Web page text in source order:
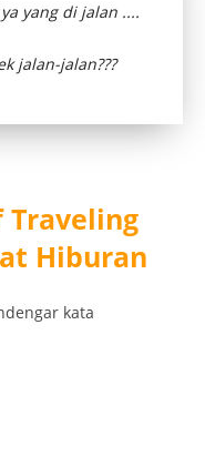
yang di jalan ....
jalan-jalan???
Hiburan
kata